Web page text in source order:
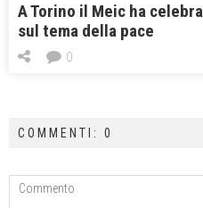
A Torino il Meic ha
sul tema della pace
0
COMMENTI: 0